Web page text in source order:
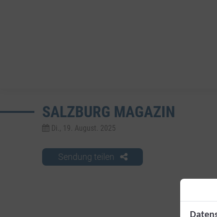
SALZBURG MAGAZIN
Di., 19. August. 2025
Sendung teilen